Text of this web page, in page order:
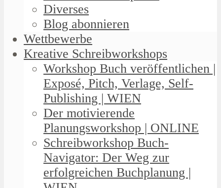
Diverses
Blog abonnieren
Wettbewerbe
Kreative Schreibworkshops
Workshop Buch veröffentlichen |
Exposé, Pitch, Verlage, Self-
Publishing | WIEN
Der motivierende
Planungsworkshop | ONLINE
Schreibworkshop Buch-
Navigator: Der Weg zur
erfolgreichen Buchplanung |